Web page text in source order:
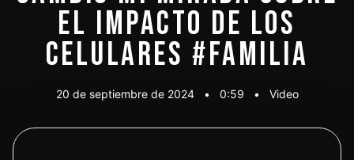
EL IMPACTO DE LOS
CELULARES #FAMILIA
20 de septiembre de 2024 • 0:59 • Video